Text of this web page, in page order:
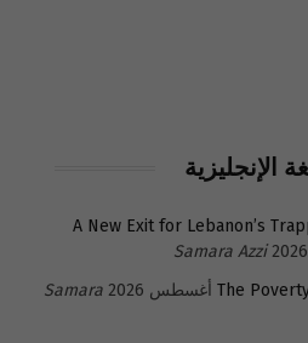
الإنجليزية
A New Exit for Lebanon’s
Samara Azzi
The
Samara